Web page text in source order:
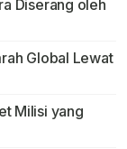
Diserang oleh
Global Lewat
Milisi yang